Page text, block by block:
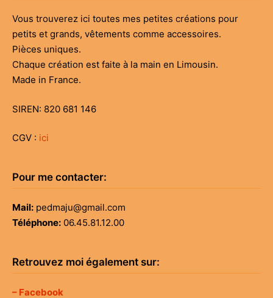
à
100,00€
Vous trouverez ici toutes mes petites créations pour
petits et grands, vêtements comme accessoires.
Pièces uniques.
Chaque création est faite à la main en Limousin.
Made in France.
SIREN: 820 681 146
CGV : ici
Pour me contacter:
Mail: pedmaju@gmail.com
Téléphone: 06.45.81.12.00
Retrouvez moi également sur:
– Facebook